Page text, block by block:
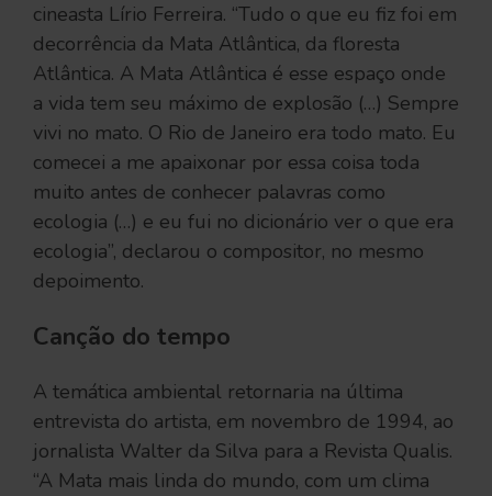
cineasta Lírio Ferreira. “Tudo o que eu fiz foi em
decorrência da Mata Atlântica, da floresta
Atlântica. A Mata Atlântica é esse espaço onde
a vida tem seu máximo de explosão (…) Sempre
vivi no mato. O Rio de Janeiro era todo mato. Eu
comecei a me apaixonar por essa coisa toda
muito antes de conhecer palavras como
ecologia (…) e eu fui no dicionário ver o que era
ecologia”, declarou o compositor, no mesmo
depoimento.
Canção do tempo
A temática ambiental retornaria na última
entrevista do artista, em novembro de 1994, ao
jornalista Walter da Silva para a Revista Qualis.
“A Mata mais linda do mundo, com um clima